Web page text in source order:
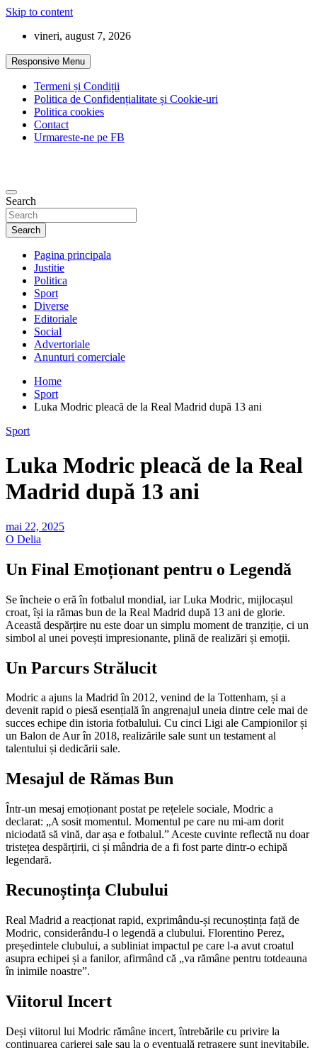
Skip to content
vineri, august 7, 2026
Responsive Menu
Termeni și Condiții
Politica de Confidențialitate și Cookie-uri
Politica cookies
Contact
Urmareste-ne pe FB
Search
Search
Pagina principala
Justitie
Politica
Sport
Diverse
Editoriale
Social
Advertoriale
Anunturi comerciale
Home
Sport
Luka Modric pleacă de la Real Madrid după 13 ani
Sport
Luka Modric pleacă de la Real
Madrid după 13 ani
mai 22, 2025
O Delia
Un Final Emoționant pentru o Legendă
Se încheie o eră în fotbalul mondial, iar Luka Modric, mijlocașul
croat, își ia rămas bun de la Real Madrid după 13 ani de glorie.
Această despărțire nu este doar un simplu moment de tranziție, ci un
simbol al unei povești impresionante, plină de realizări și emoții.
Un Parcurs Strălucit
Modric a ajuns la Madrid în 2012, venind de la Tottenham, și a
devenit rapid o piesă esențială în angrenajul uneia dintre cele mai de
succes echipe din istoria fotbalului. Cu cinci Ligi ale Campionilor și
un Balon de Aur în 2018, realizările sale sunt un testament al
talentului și dedicării sale.
Mesajul de Rămas Bun
Într-un mesaj emoționant postat pe rețelele sociale, Modric a
declarat: „A sosit momentul. Momentul pe care nu mi-am dorit
niciodată să vină, dar așa e fotbalul.” Aceste cuvinte reflectă nu doar
tristețea despărțirii, ci și mândria de a fi fost parte dintr-o echipă
legendară.
Recunoștința Clubului
Real Madrid a reacționat rapid, exprimându-și recunoștința față de
Modric, considerându-l o legendă a clubului. Florentino Perez,
președintele clubului, a subliniat impactul pe care l-a avut croatul
asupra echipei și a fanilor, afirmând că „va rămâne pentru totdeauna
în inimile noastre”.
Viitorul Incert
Deși viitorul lui Modric rămâne incert, întrebările cu privire la
continuarea carierei sale sau la o eventuală retragere sunt inevitabile.